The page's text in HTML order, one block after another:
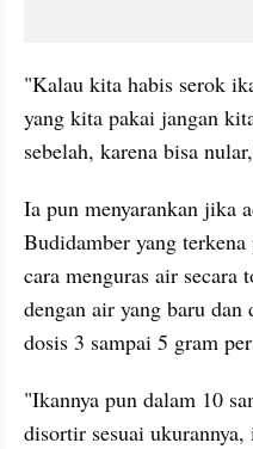
"Kalau kita habis serok
yang kita pakai jangan
sebelah, karena bisa nular
Ia pun menyarankan
Budidamber yang
cara menguras air
dengan air yang baru dan
dosis 3 sampai 5 gram
"Ikannya pun dalam 10
disortir sesuai